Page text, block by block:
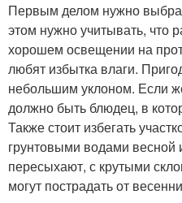
Первым делом нужно
этом нужно учитывать, что
хорошем освещении на
любят избытка влаги.
небольшим уклоном. Если
должно быть блюдец, в
Также стоит избегать
грунтовыми водами весной
пересыхают, с крутыми
могут пострадать от